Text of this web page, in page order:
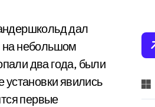
дал
на небольшом
два года, были
явились
первые